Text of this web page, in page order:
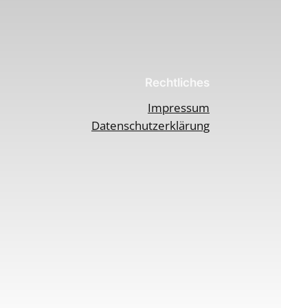
Rechtliches
Impressum
Datenschutzerklärung